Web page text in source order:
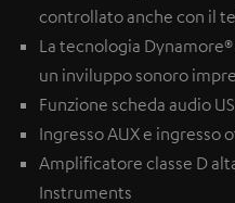
controllato anche con il
La tecnologia
un inviluppo sonoro
Funzione scheda audio
Ingresso AUX e ingresso
Amplificatore classe D
Instruments